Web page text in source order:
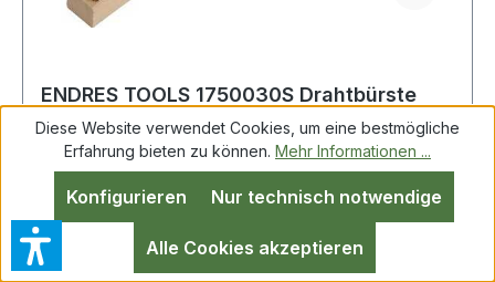
ENDRES TOOLS 1750030S Drahtbürste
Länge 350 mm 0,3 mm Zinnbronzedraht
3-reihig
Drahtbürste L.350mm Zinnbronzedraht 0,3mm
3-reihig funkenfrei ENDRES TOOLS funkenfrei ·
Zinnbronzedraht · Holzrücken · Bündellänge: 30
Diese Website verwendet Cookies, um eine bestmögliche
Erfahrung bieten zu können. Mehr Informationen ...
Nur technisch notwendige
Konfigurieren
Alle Cookies akzeptieren